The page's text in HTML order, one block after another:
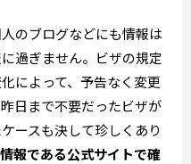
のブログなどにも情報は
過ぎません。ビザの規定
によって、予告なく変更
日まで不要だったビザが
ースも決して珍しくあり
報である公式サイトで確